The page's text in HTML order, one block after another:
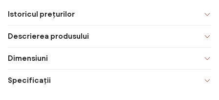
Istoricul prețurilor
Descrierea produsului
Dimensiuni
Specificații